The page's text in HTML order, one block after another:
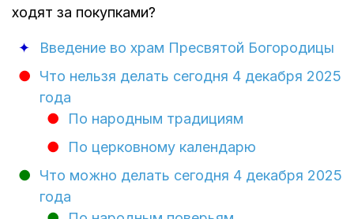
ходят за покупками?
Введение во храм Пресвятой Богородицы
Что нельзя делать сегодня 4 декабря 2025
года
По народным традициям
По церковному календарю
Что можно делать сегодня 4 декабря 2025
года